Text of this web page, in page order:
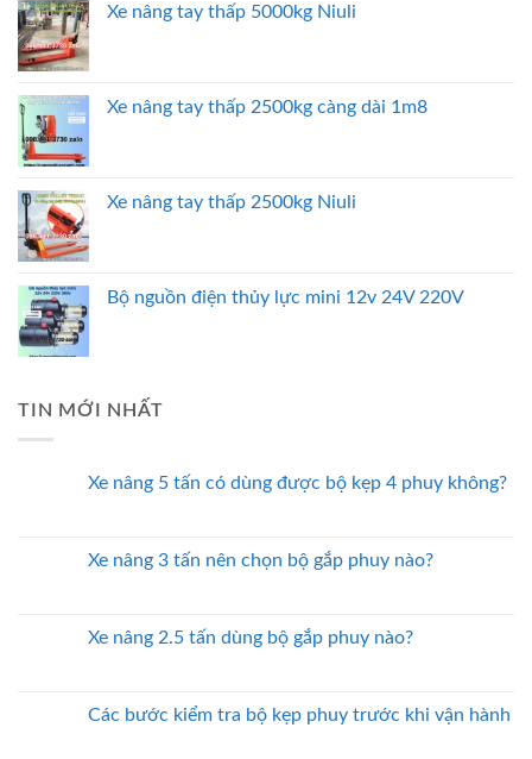
Xe nâng tay thấp 5000kg Niuli
Xe nâng tay thấp 2500kg càng dài 1m8
Xe nâng tay thấp 2500kg Niuli
Bộ nguồn điện thủy lực mini 12v 24V 220V
TIN MỚI NHẤT
Xe nâng 5 tấn có dùng được bộ kẹp 4 phuy không?
Xe nâng 3 tấn nên chọn bộ gắp phuy nào?
Xe nâng 2.5 tấn dùng bộ gắp phuy nào?
Các bước kiểm tra bộ kẹp phuy trước khi vận hành